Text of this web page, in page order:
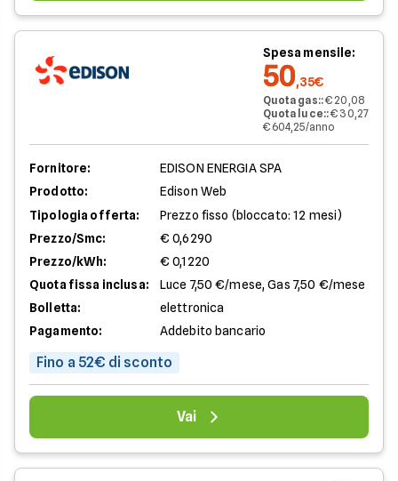
Spesa mensile:
50,35€
Quota gas::€ 20,08
Quota luce::€ 30,27
€ 604,25/anno
Fornitore:
EDISON ENERGIA SPA
Prodotto:
Edison Web
Tipologia offerta:
Prezzo fisso (bloccato: 12 mesi)
Prezzo/Smc:
€ 0,6290
Prezzo/kWh:
€ 0,1220
Quota fissa inclusa:
Luce 7,50 €/mese, Gas 7,50 €/mese
Bolletta:
elettronica
Pagamento:
Addebito bancario
Fino a 52€ di sconto
Vai